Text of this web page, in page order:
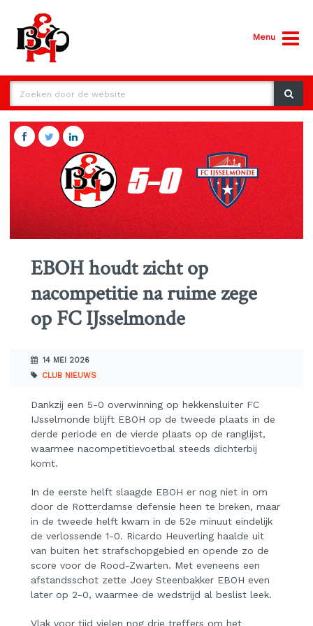
Menu
EBOH houdt zicht op
nacompetitie na ruime zege
op FC IJsselmonde
14 MEI 2026
CLUB NIEUWS
Dankzij een 5-0 overwinning op hekkensluiter FC
IJsselmonde blijft EBOH op de tweede plaats in de
derde periode en de vierde plaats op de ranglijst,
waarmee nacompetitievoetbal steeds dichterbij
komt.
In de eerste helft slaagde EBOH er nog niet in om
door de Rotterdamse defensie heen te breken, maar
in de tweede helft kwam in de 52e minuut eindelijk
de verlossende 1-0. Ricardo Heuverling haalde uit
van buiten het strafschopgebied en opende zo de
score voor de Rood-Zwarten. Met eveneens een
afstandsschot zette Joey Steenbakker EBOH even
later op 2-0, waarmee de wedstrijd al beslist leek.
Vlak voor tijd vielen nog drie treffers om het